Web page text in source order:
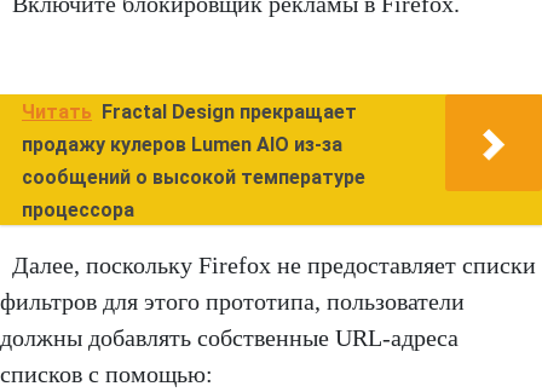
Читать Fractal Design прекращает
продажу кулеров Lumen AIO из-за
сообщений о высокой температуре
процессора
Далее, поскольку Firefox не предоставляет списки
фильтров для этого прототипа, пользователи
должны добавлять собственные URL-адреса
списков с помощью: